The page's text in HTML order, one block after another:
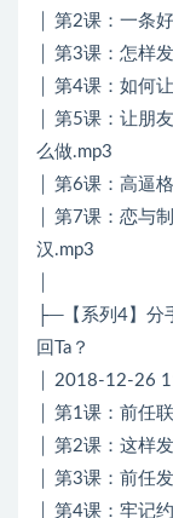
│ 第2课：一条
│ 第3课：怎样
│ 第4课：如何
│ 第5课：让朋
么做.mp3
│ 第6课：高逼
│ 第7课：恋与
汉.mp3
├─【系列4】分
回Ta？
│ 2018-12-26
│ 第1课：前任
│ 第2课：这样
│ 第3课：前任
│ 第4课：牢记